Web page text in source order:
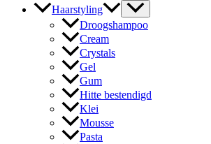
Haarstyling
Droogshampoo
Cream
Crystals
Gel
Gum
Hitte bestendigd
Klei
Mousse
Pasta